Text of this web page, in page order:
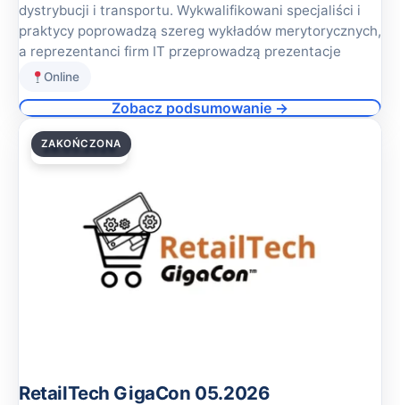
dystrybucji i transportu. Wykwalifikowani specjaliści i
praktycy poprowadzą szereg wykładów merytorycznych,
a reprezentanci firm IT przeprowadzą prezentacje
Online
Zobacz podsumowanie →
28.05.2026
ZAKOŃCZONA
RetailTech GigaCon 05.2026